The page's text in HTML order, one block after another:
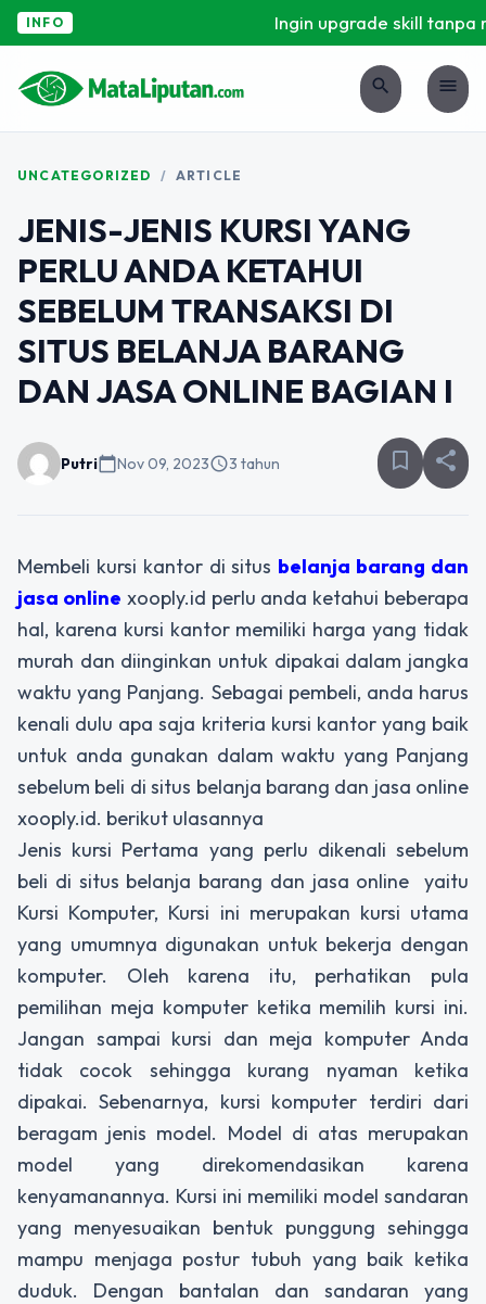
INFO Ingin upgrade skill tanpa
search menu
UNCATEGORIZED / ARTICLE
JENIS-JENIS KURSI YANG
PERLU ANDA KETAHUI
SEBELUM TRANSAKSI DI
SITUS BELANJA BARANG
DAN JASA ONLINE BAGIAN I
Putricalendar_todayNov 09, 2023schedule3 tahun bookmark_border share
Membeli kursi kantor di situs belanja barang dan
jasa online xooply.id perlu anda ketahui beberapa
hal, karena kursi kantor memiliki harga yang tidak
murah dan diinginkan untuk dipakai dalam jangka
waktu yang Panjang. Sebagai pembeli, anda harus
kenali dulu apa saja kriteria kursi kantor yang baik
untuk anda gunakan dalam waktu yang Panjang
sebelum beli di situs belanja barang dan jasa online
xooply.id. berikut ulasannya
Jenis kursi Pertama yang perlu dikenali sebelum
beli di situs belanja barang dan jasa online yaitu
Kursi Komputer, Kursi ini merupakan kursi utama
yang umumnya digunakan untuk bekerja dengan
komputer. Oleh karena itu, perhatikan pula
pemilihan meja komputer ketika memilih kursi ini.
Jangan sampai kursi dan meja komputer Anda
tidak cocok sehingga kurang nyaman ketika
dipakai. Sebenarnya, kursi komputer terdiri dari
beragam jenis model. Model di atas merupakan
model yang direkomendasikan karena
kenyamanannya. Kursi ini memiliki model sandaran
yang menyesuaikan bentuk punggung sehingga
mampu menjaga postur tubuh yang baik ketika
duduk. Dengan bantalan dan sandaran yang